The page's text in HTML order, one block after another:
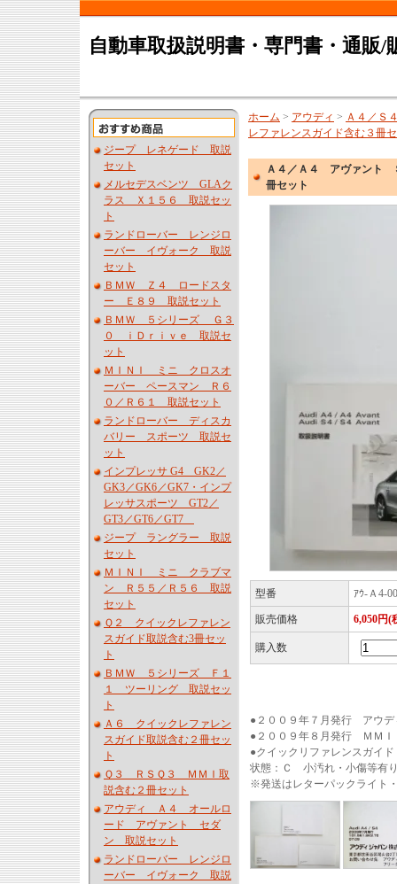
自動車取扱説明書・専門書・通販/
ジープ レネゲード 取説
セット
メルセデスベンツ GLAク
ラス Ｘ１５６ 取説セッ
ト
ランドローバー レンジロ
ーバー イヴォーク 取説
セット
ＢＭＷ Ｚ４ ロードスタ
ー Ｅ８９ 取説セット
ＢＭＷ ５シリーズ Ｇ３
０ ｉＤｒｉｖｅ 取説セ
ット
ＭＩＮＩ ミニ クロスオ
ーバー ペースマン Ｒ６
０／Ｒ６１ 取説セット
ランドローバー ディスカ
バリー スポーツ 取説セ
ット
インプレッサ G4 GK2／
GK3／GK6／GK7・インプ
レッサスポーツ GT2／
GT3／GT6／GT7
ジープ ラングラー 取説
セット
ＭＩＮＩ ミニ クラブマ
ン Ｒ５５／Ｒ５６ 取説
セット
Ｑ２ クイックレファレン
スガイド取説含む3冊セッ
ト
ＢＭＷ ５シリーズ Ｆ１
１ ツーリング 取説セッ
ト
Ａ６ クイックレファレン
スガイド取説含む２冊セッ
ト
Ｑ３ ＲＳＱ３ ＭＭＩ取
説含む２冊セット
アウディ Ａ４ オールロ
ード アヴァント セダ
ン 取説セット
ランドローバー レンジロ
ーバー イヴォーク 取説
ホーム > アウディ > Ａ４／Ｓ
レファレンスガイド含む３冊
Ａ４／Ａ４ アヴァント
冊セット
型番 ｱｳ-Ａ4-
販売価格 6,050円(
購入数
●２００９年７月発行 アウ
●２００９年８月発行 ＭＭ
●クイックリファレンスガイド
状態：Ｃ 小汚れ・小傷等有
※発送はレターパックライト